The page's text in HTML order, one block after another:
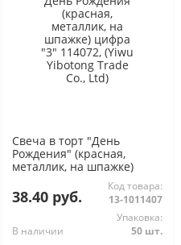
Свеча в торт "День
Рождения" (красная,
металлик, на шпажке)
цифра "3" 114072, (Yiwu
Yibotong Trade Co., Ltd)
38.40 руб.
Код товара:
13-1011407
В наличии
Упаковка:
50 шт.